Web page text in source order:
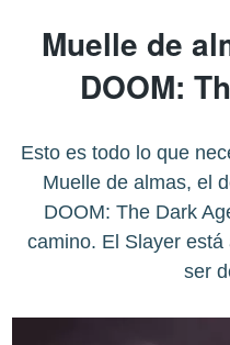
Muelle de
DOOM:
Esto es todo lo que
Muelle de almas, el
DOOM: The Dark
camino. El Slayer
ser